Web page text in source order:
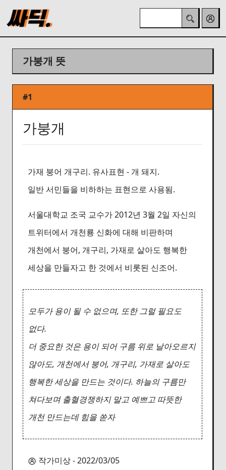
가붕개 뜻
#1
가붕개
가재 붕어 개구리. 유사표현 - 개 돼지.
일반 서민들을 비하하는 표현으로 사용됨.
서울대학교 조국 교수가 2012년 3월 2일 자신의
트위터에서 개천룡 신화에 대해 비판하며
개천에서 붕어, 개구리, 가재로 살아도 행복한
세상을 만들자고 한 것에서 비롯된 신조어.
모두가 용이 될 수 없으며, 또한 그럴 필요도
없다.
더 중요한 것은 용이 되어 구름 위로 날아오르지
않아도, 개천에서 붕어, 개구리, 가재로 살아도
행복한 세상을 만드는 것이다. 하늘의 구름만
쳐다보며 출혈경쟁하지 말고 예쁘고 따뜻한
개천 만드는데 힘을 쏟자
작가미상 - 2022/03/05